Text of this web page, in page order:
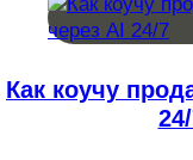
Как коучу